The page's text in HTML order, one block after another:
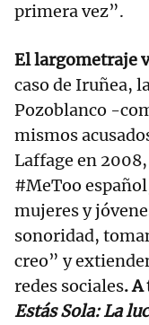
primera vez”.
El largometraje
caso de Iruñea,
Pozoblanco -
mismos
Laffage en
#MeToo
mujeres y
sonoridad,
creo” y
redes sociales.
Estás Sola: La